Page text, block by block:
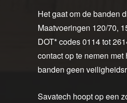
Het gaat om de banden
Maatvoeringen 120/70,
DOT* codes 0114 tot
contact op te nemen
banden geen
Savatech hoopt op een